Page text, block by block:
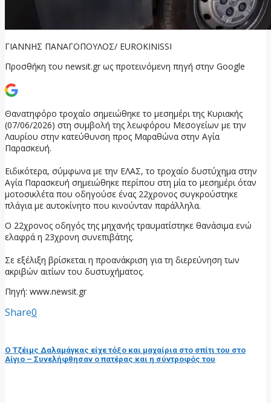
ΓΙΑΝΝΗΣ ΠΑΝΑΓΟΠΟΥΛΟΣ/ EUROKINISSΙ
Προσθήκη του newsit.gr ως προτεινόμενη πηγή στην Google
Θανατηφόρο τροχαίο σημειώθηκε το μεσημέρι της Κυριακής
(07/06/2026) στη συμβολή της λεωφόρου Μεσογείων με την
Λαυρίου στην κατεύθυνση προς Μαραθώνα στην Αγία
Παρασκευή.
Ειδικότερα, σύμφωνα με την ΕΛΑΣ, το τροχαίο δυστύχημα στην
Αγία Παρασκευή σημειώθηκε περίπου στη μία το μεσημέρι όταν
μοτοσικλέτα που οδηγούσε ένας 22χρονος συγκρούστηκε
πλάγια με αυτοκίνητο που κινούνταν παράλληλα.
Ο 22χρονος οδηγός της μηχανής τραυματίστηκε θανάσιμα ενώ
ελαφρά η 23χρονη συνεπιβάτης.
Σε εξέλιξη βρίσκεται η προανάκριση για τη διερεύνηση των
ακριβών αιτίων του δυστυχήματος.
Πηγή: www.newsit.gr
Share0
Ο Τζέιμς Δαλαμάγκας είχε τόξο και μαχαίρια στο σπίτι του στο
Αίγιο – Συνελήφθησαν ο πατέρας και η σύντροφός του